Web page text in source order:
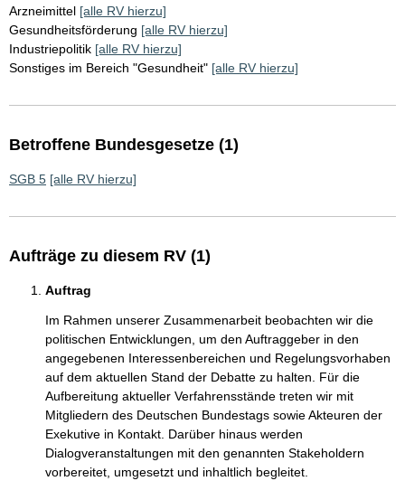
Arzneimittel [alle RV hierzu]
Gesundheitsförderung [alle RV hierzu]
Industriepolitik [alle RV hierzu]
Sonstiges im Bereich "Gesundheit" [alle RV hierzu]
Betroffene Bundesgesetze (1)
SGB 5 [alle RV hierzu]
Aufträge zu diesem RV (1)
Auftrag
Im Rahmen unserer Zusammenarbeit beobachten wir die
politischen Entwicklungen, um den Auftraggeber in den
angegebenen Interessenbereichen und Regelungsvorhaben
auf dem aktuellen Stand der Debatte zu halten. Für die
Aufbereitung aktueller Verfahrensstände treten wir mit
Mitgliedern des Deutschen Bundestags sowie Akteuren der
Exekutive in Kontakt. Darüber hinaus werden
Dialogveranstaltungen mit den genannten Stakeholdern
vorbereitet, umgesetzt und inhaltlich begleitet.